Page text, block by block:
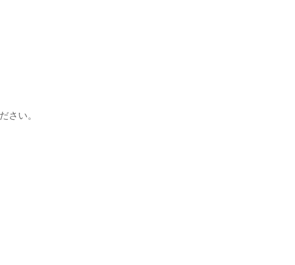
さい。